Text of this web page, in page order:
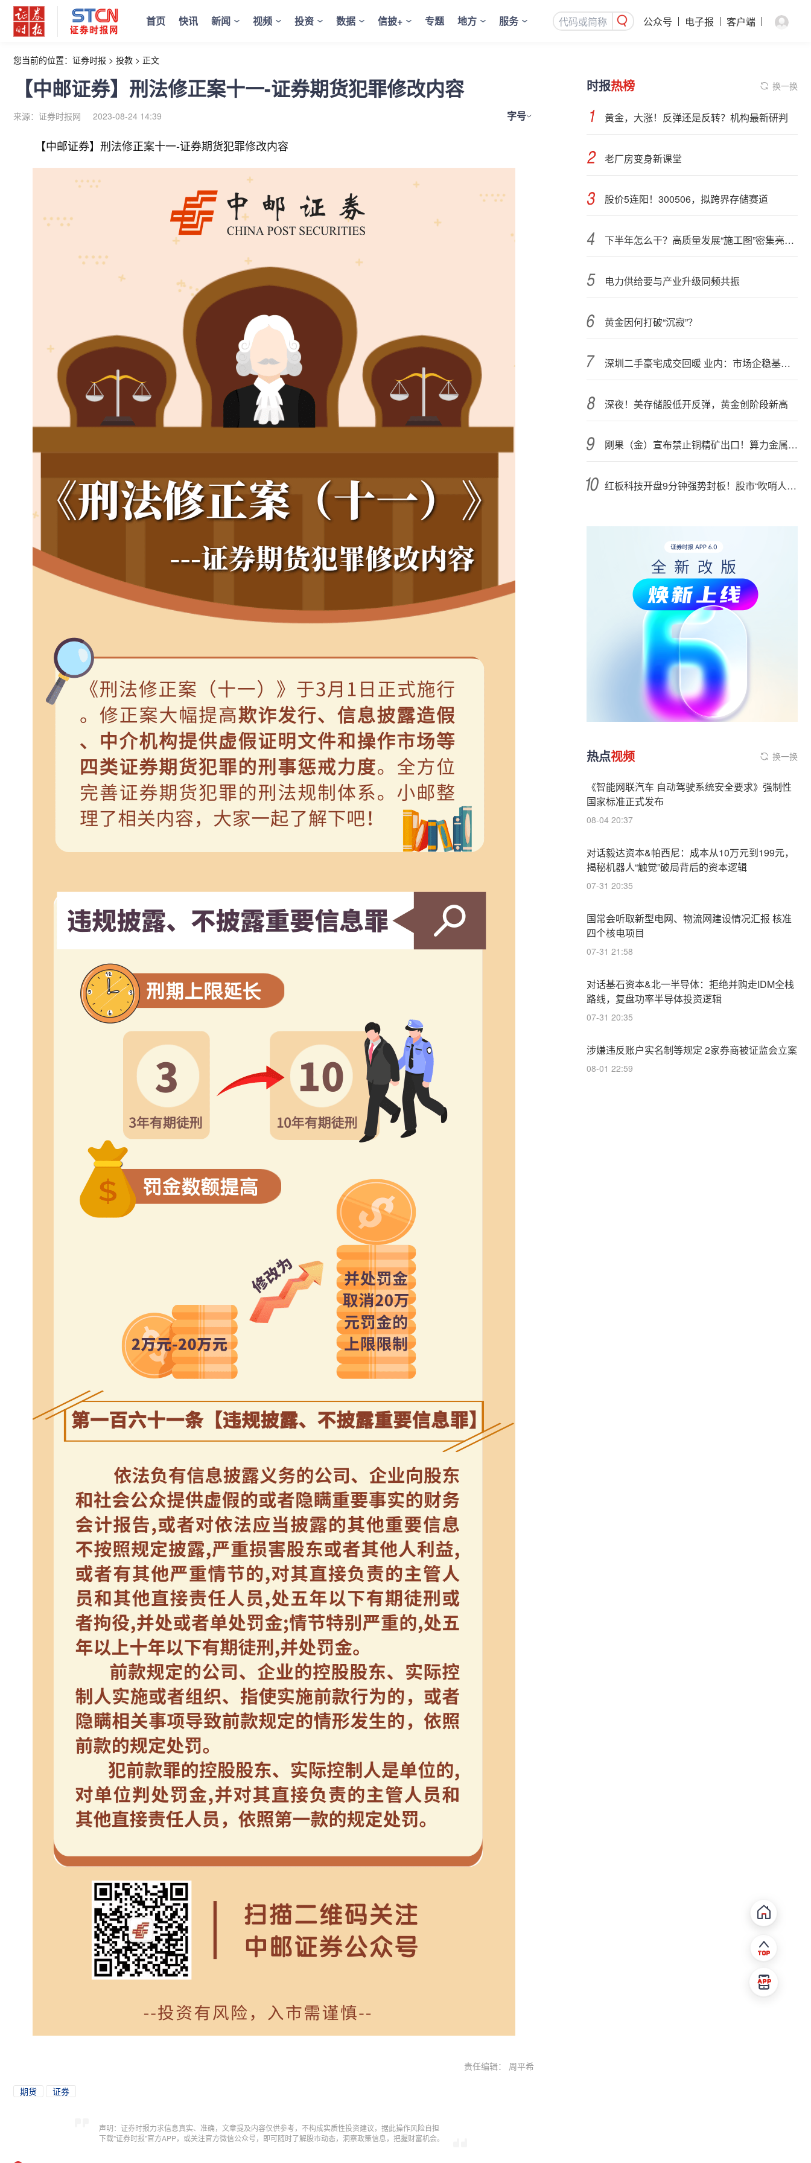
首页 快讯 新闻 视频 投资 数据 信披+ 专题 地方 服务 公众号 电子报 客户端
您当前的位置： 证券时报 > 投教 > 正文
【中邮证券】刑法修正案十一-证券期货犯罪修改内容
来源：证券时报网 2023-08-24 14:39 字号
【中邮证券】刑法修正案十一-证券期货犯罪修改内容
责任编辑： 周平希
期货 证券
声明：证券时报力求信息真实、准确，文章提及内容仅供参考，不构成实质性投资建议，据此操作风险自担
下载"证券时报"官方APP，或关注官方微信公众号，即可随时了解股市动态，洞察政策信息，把握财富机会。
时报热榜 换一换
黄金，大涨！反弹还是反转？机构最新研判
老厂房变身新课堂
股价5连阳！300506，拟跨界存储赛道
下半年怎么干？高质量发展“施工图”密集亮相 聚焦主业提质增效 国资央企向AI要动能
电力供给要与产业升级同频共振
黄金因何打破“沉寂”？
深圳二手豪宅成交回暖 业内：市场企稳基础仍需夯实
深夜！美存储股低开反弹，黄金创阶段新高
刚果（金）宣布禁止铜精矿出口！算力金属影响多大？
红板科技开盘9分钟强势封板！股市“吹哨人”突然改口！市场风向变了？
热点视频 换一换
《智能网联汽车 自动驾驶系统安全要求》强制性
国家标准正式发布
08-04 20:37
对话毅达资本&帕西尼：成本从10万元到199元，
揭秘机器人“触觉”破局背后的资本逻辑
07-31 20:35
国常会听取新型电网、物流网建设情况汇报 核准
四个核电项目
07-31 21:58
对话基石资本&北一半导体：拒绝并购走IDM全栈
路线，复盘功率半导体投资逻辑
07-31 20:35
涉嫌违反账户实名制等规定 2家券商被证监会立案
08-01 22:59